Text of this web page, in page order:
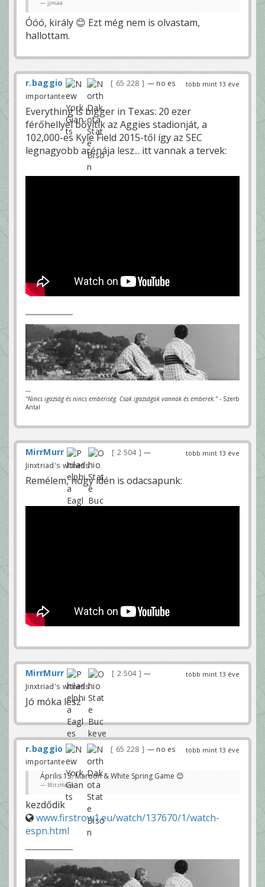
jjncaa
Óóó, király 😊 Ezt még nem is olvastam,
hallottam.
több mint 13 éve
r.baggio 65 228
— no es
importante
Everything is bigger in Texas: 20 ezer
férőhellyel bővítik az Aggies stadionját, a
102,000-es Kyle Field 2015-től így az SEC
legnagyobb arénája lesz... itt vannak a tervek:
---
"Nincs igazság és nincs emberiség. Csak igazságok vannak és emberek." - Szerb
Antal
több mint 13 éve
MirrMurr 2 504
—
Jinxtriad's witness
Remélem, hogy idén is odacsapunk:
több mint 13 éve
MirrMurr 2 504
—
Jinxtriad's witness
Jó móka lesz
több mint 13 éve
r.baggio 65 228
— no es
importante
Április 13. Maroon & White Spring Game 😊
BlitzHawk
kezdődik
www.firstrow1.eu/watch/137670/1/watch-
espn.html